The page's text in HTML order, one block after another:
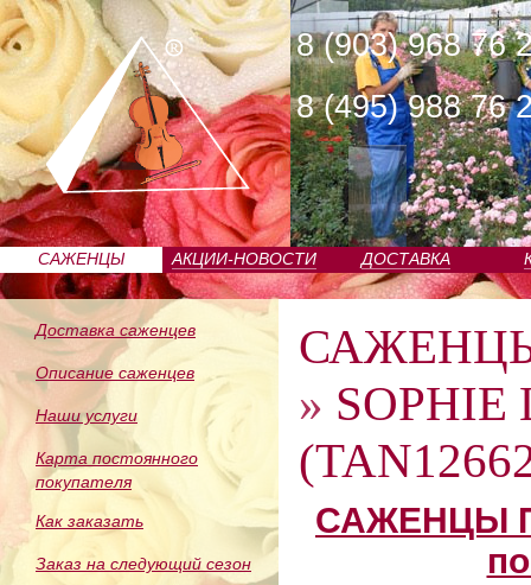
8 (903) 968 76
8 (495) 988 76
САЖЕНЦЫ
ПИТОМНИКА
АКЦИИ-НОВОСТИ ДОСТАВКА
Доставка саженцев
Описание саженцев
Наши услуги
Карта постоянного
покупателя
Как заказать
Заказ на следующий сезон
» SOPHIE
САЖЕНЦЫ